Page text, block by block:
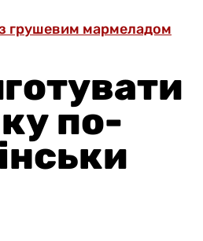
грушевим мармеладом
по-